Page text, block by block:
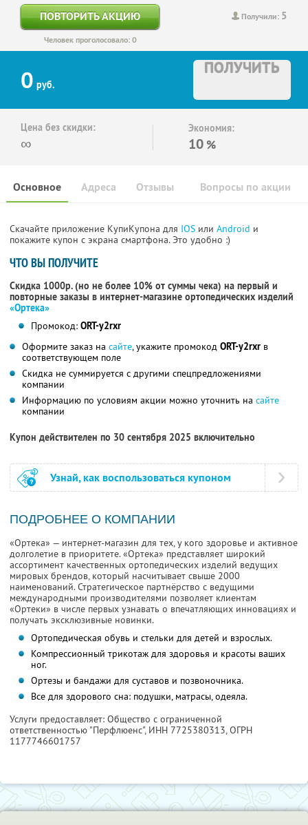
Получили: 5
ПОВТОРИТЬ АКЦИЮ
Человек проголосовало: 0
0 руб.
ПОЛУЧИТЬ
Цена без скидки:
∞
Экономия:
10 %
Основное Отзывы Вопросы по акции
Адреса
Скачайте приложение КупиКупона для IOS или Android и
покажите купон с экрана смартфона. Это удобно :)
ЧТО ВЫ ПОЛУЧИТЕ
Скидка 1000р. (но не более 10% от суммы чека) на первый и
повторные заказы в интернет-магазине ортопедических изделий
«Ортека»
Промокод: ORT-y2rxr
Оформите заказ на сайте, укажите промокод ORT-y2rxr в
соответствующем поле
Скидка не суммируется с другими спецпредложениями
компании
Информацию по условиям акции можно уточнить на сайте
компании
Купон действителен по 30 сентября 2025 включительно
Узнай, как воспользоваться купоном
ПОДРОБНЕЕ О КОМПАНИИ
«Ортека» — интернет-магазин для тех, у кого здоровье и активное
долголетие в приоритете. «Ортека» представляет широкий
ассортимент качественных ортопедических изделий ведущих
мировых брендов, который насчитывает свыше 2000
наименований. Стратегическое партнёрство с ведущими
международными производителями позволяет клиентам
«Ортеки» в числе первых узнавать о впечатляющих инновациях и
получать эксклюзивные новинки.
Ортопедическая обувь и стельки для детей и взрослых.
Компрессионный трикотаж для здоровья и красоты ваших
ног.
Ортезы и бандажи для суставов и позвоночника.
Все для здорового сна: подушки, матрасы, одеяла.
Услуги предоставляет: Общество с ограниченной
ответственностью "Перфлюенс", ИНН 7725380313, ОГРН
1177746601757